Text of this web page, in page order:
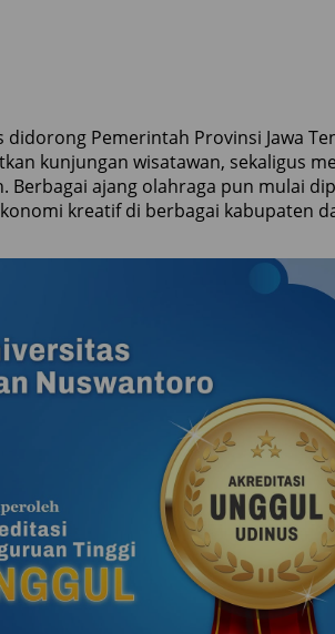
didorong Pemerintah Provinsi Jawa
kunjungan wisatawan, sekaligus
Berbagai ajang olahraga pun mulai
kreatif di berbagai kabupaten